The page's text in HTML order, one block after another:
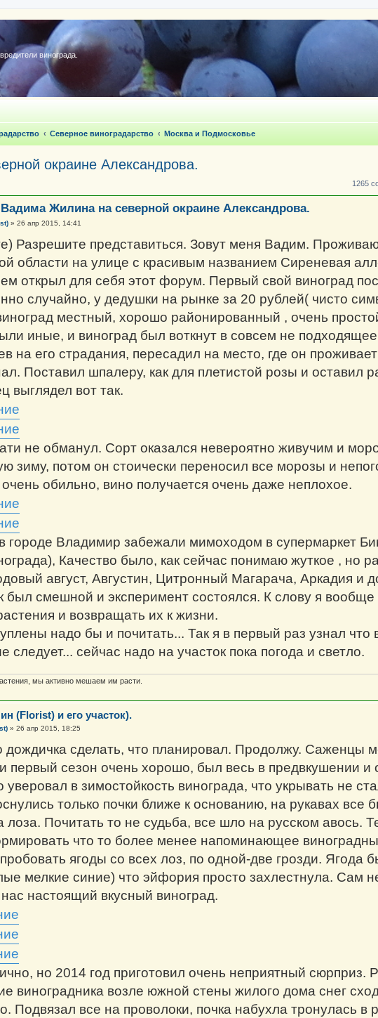
винограда.
Северное виноградарство Москва и Подмосковье
окраине Александрова.
1265
Жилина на северной окраине Александрова.
» 26 апр 2015, 14:41
Разрешите представиться. Зовут меня Вадим.
области на улице с красивым названием Сиреневая
открыл для себя этот форум. Первый свой виноград
случайно, у дедушки на рынке за 20 рублей( чисто
местный, хорошо районированный , очень
иные, и виноград был воткнут в совсем не
на его страдания, пересадил на место, где он
Поставил шпалеру, как для плетистой розы и оставил
выглядел вот так.
не обманул. Сорт оказался невероятно живучим и
зиму, потом он стоически переносил все морозы и
обильно, вино получается очень даже неплохое.
городе Владимир забежали мимоходом в супермаркет
Качество было, как сейчас понимаю жуткое , но
август, Августин, Цитронный Магарача, Аркадия и
был смешной и эксперимент состоялся. К слову я
и возвращать их к жизни.
надо бы и почитать... Так я в первый раз узнал что
следует... сейчас надо на участок пока погода и светло.
мы активно мешаем им расти.
(Florist) и его участок).
» 26 апр 2015, 18:25
дождичка сделать, что планировал. Продолжу. Саженцы
первый сезон очень хорошо, был весь в предвкушении
уверовал в зимостойкость винограда, что укрывать не
только почки ближе к основанию, на рукавах все
лоза. Почитать то не судьба, все шло на русском авось.
что то более менее напоминающее
ягоды со всех лоз, по одной-две грозди. Ягода
мелкие синие) что эйфория просто захлестнула. Сам
настоящий вкусный виноград.
но 2014 год приготовил очень неприятный сюрприз.
виноградника возле южной стены жилого дома снег
Подвязал все на проволоки, почка набухла тронулась в